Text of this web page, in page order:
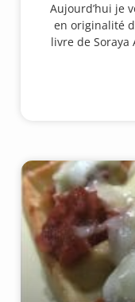
Aujourd’hui je
en originalité
livre de Soraya